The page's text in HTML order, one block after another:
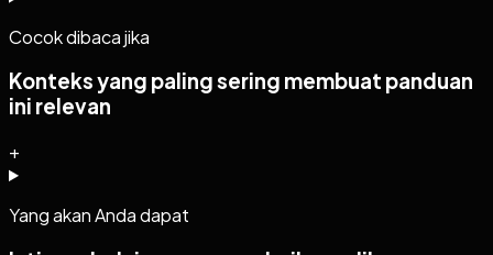
Cocok dibaca jika
Konteks yang paling sering membuat panduan
ini relevan
+
Yang akan Anda dapat